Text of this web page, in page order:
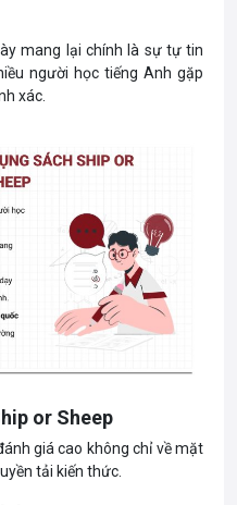
mang lại chính là sự tự tin
người học tiếng Anh gặp
xác.
or Sheep
giá cao không chỉ về mặt
tải kiến thức.